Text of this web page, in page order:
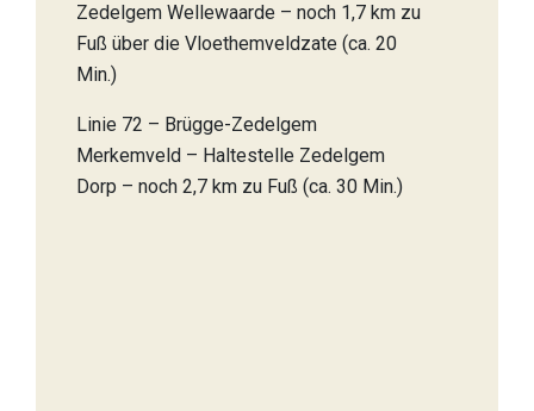
Zedelgem Wellewaarde – noch 1,7 km zu
Fuß über die Vloethemveldzate (ca. 20
Min.)
Linie 72 – Brügge-Zedelgem
Merkemveld – Haltestelle Zedelgem
Dorp – noch 2,7 km zu Fuß (ca. 30 Min.)